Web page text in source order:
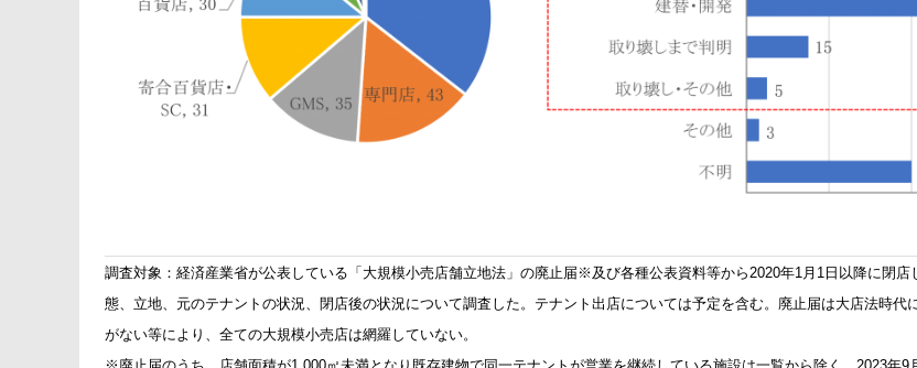
調査対象：経済産業省が公表している「大規模小売店舗立地法」の廃止届※及び各種公表資料等から2020年1月1日以降に閉店
態、立地、元のテナントの状況、閉店後の状況について調査した。テナント出店については予定を含む。廃止届は大店法時代
がない等により、全ての大規模小売店は網羅していない。